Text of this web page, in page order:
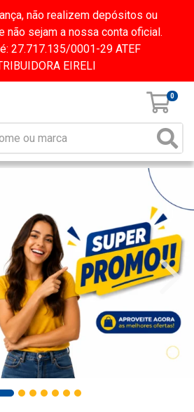
não realizem depósitos ou
não sejam a nossa conta oficial.
27.717.135/0001-29 ATEF
EIRELI
0